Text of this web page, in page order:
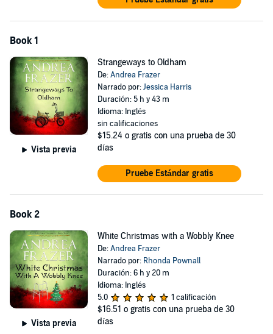
Book 1
Vista previa
Strangeways to Oldham
De:Andrea Frazer
Narrado por:Jessica Harris
Duración: 5 h y 43 m
Idioma: Inglés
sin calificaciones
$15.24 o gratis con una prueba de 30
días
Pruebe Estándar gratis
Book 2
Vista previa
White Christmas with a Wobbly Knee
De:Andrea Frazer
Narrado por: Rhonda Pownall
Duración: 6 h y 20 m
Idioma: Inglés
5.0
1 calificación
$16.51 o gratis con una prueba de 30
días